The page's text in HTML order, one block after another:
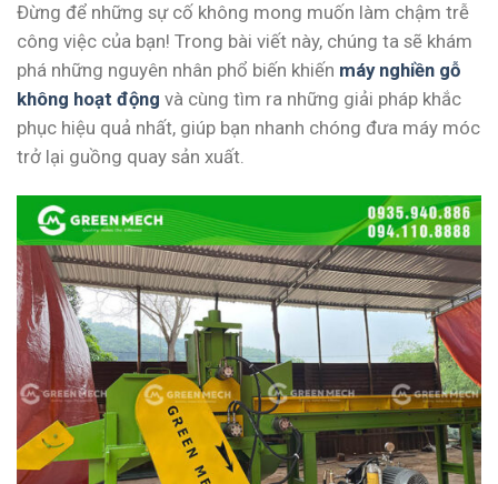
Đừng để những sự cố không mong muốn làm chậm trễ
công việc của bạn! Trong bài viết này, chúng ta sẽ khám
phá những nguyên nhân phổ biến khiến máy nghiền gỗ
không hoạt động và cùng tìm ra những giải pháp khắc
phục hiệu quả nhất, giúp bạn nhanh chóng đưa máy móc
trở lại guồng quay sản xuất.